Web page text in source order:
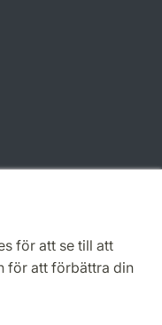
för att se till att
för att förbättra din